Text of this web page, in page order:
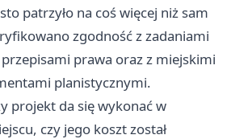
patrzyło na coś więcej niż sam
zgodność z zadaniami
przepisami prawa oraz z miejskimi
planistycznymi.
projekt da się wykonać w
czy jego koszt został